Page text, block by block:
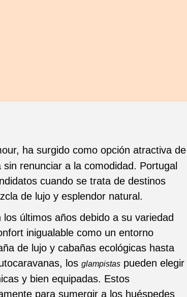
ha surgido como opción atractiva de
renunciar a la comodidad. Portugal
cuando se trata de destinos
de lujo y esplendor natural.
los últimos años debido a su variedad
inigualable como un entorno
de lujo y cabañas ecológicas hasta
los glampistas pueden elegir
y bien equipadas. Estos
para sumergir a los huéspedes